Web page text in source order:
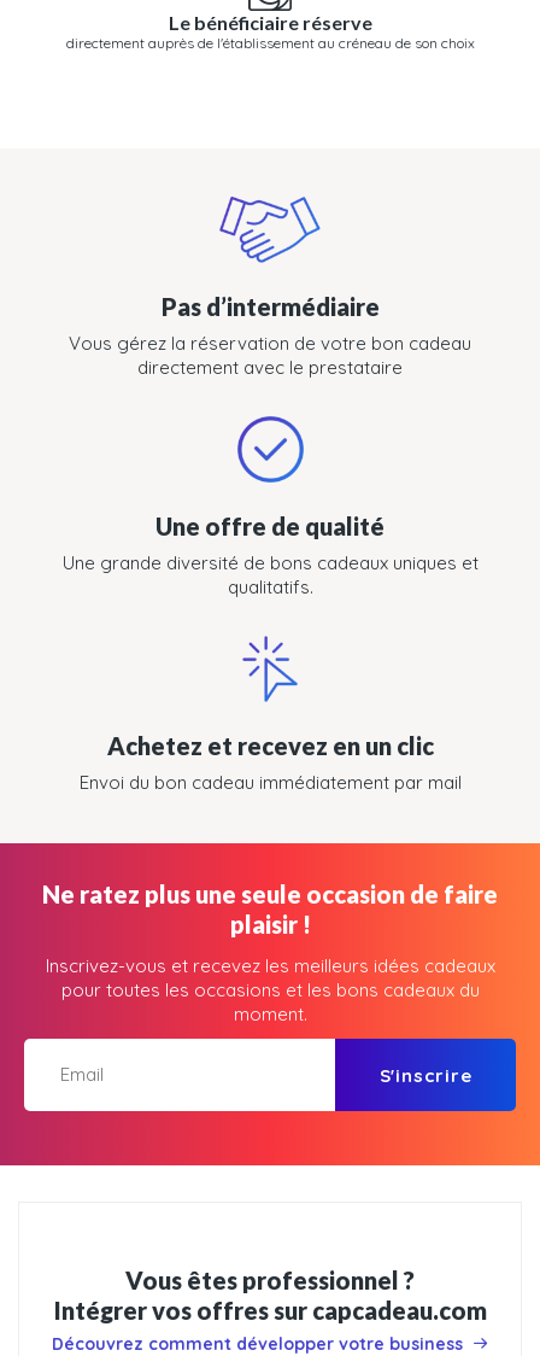
Le bénéficiaire réserve
directement auprès de l'établissement au créneau de son choix
Pas d’intermédiaire
Vous gérez la réservation de votre bon cadeau
directement avec le prestataire
Une offre de qualité
Une grande diversité de bons cadeaux uniques et
qualitatifs.
Achetez et recevez en un clic
Envoi du bon cadeau immédiatement par mail
Ne ratez plus une seule occasion de faire
plaisir !
Inscrivez-vous et recevez les meilleurs idées cadeaux
pour toutes les occasions et les bons cadeaux du
moment.
S'inscrire
Vous êtes professionnel ?
Intégrer vos offres sur capcadeau.com
Découvrez comment développer votre business